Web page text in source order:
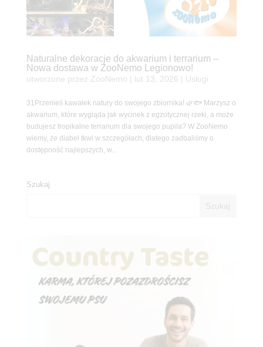
Naturalne dekoracje do akwarium i terrarium –
Nowa dostawa w ZooNemo Legionowo!
utworzone przez ZooNemo lut 13, 2026 Usługi
31Przenieś kawałek natury do swojego zbiornika! 🌿🐟 Marzysz o
akwarium, które wygląda jak wycinek z egzotycznej rzeki, a może
budujesz tropikalne terrarium dla swojego pupila? W ZooNemo
wiemy, że diabeł tkwi w szczegółach, dlatego zadbaliśmy o
dostępność najlepszych, w...
Szukaj